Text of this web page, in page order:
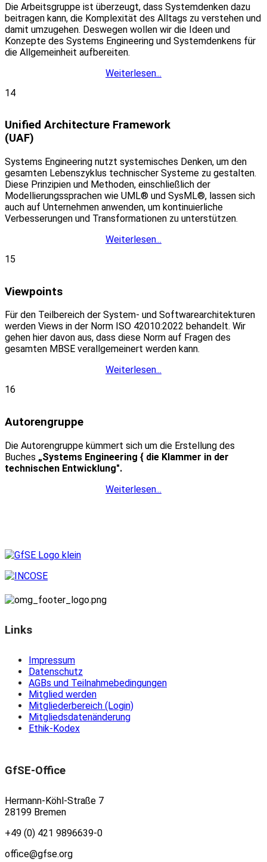
Die Arbeitsgruppe ist überzeugt, dass Systemdenken dazu
beitragen kann, die Komplexität des Alltags zu verstehen und
damit umzugehen. Deswegen wollen wir die Ideen und
Konzepte des Systems Engineering und Systemdenkens für
die Allgemeinheit aufbereiten.
Weiterlesen...
14
Unified Architecture Framework
(UAF)
Systems Engineering nutzt systemisches Denken, um den
gesamten Lebenszyklus technischer Systeme zu gestalten.
Diese Prinzipien und Methoden, einschließlich der
Modellierungssprachen wie UML® und SysML®, lassen sich
auch auf Unternehmen anwenden, um kontinuierliche
Verbesserungen und Transformationen zu unterstützen.
Weiterlesen...
15
Viewpoints
Für den Teilbereich der System- und Softwarearchitekturen
werden Views in der Norm ISO 42010:2022 behandelt. Wir
gehen hier davon aus, dass diese Norm auf Fragen des
gesamten MBSE verallgemeinert werden kann.
Weiterlesen...
16
Autorengruppe
Die Autorengruppe kümmert sich um die Erstellung des
Buches „Systems Engineering { die Klammer in der
technischen Entwicklung".
Weiterlesen...
Links
Impressum
Datenschutz
AGBs und Teilnahmebedingungen
Mitglied werden
Mitgliederbereich (Login)
Mitgliedsdatenänderung
Ethik-Kodex
GfSE-Office
Hermann-Köhl-Straße 7
28199 Bremen
+49 (0) 421 9896639-0
office@gfse.org